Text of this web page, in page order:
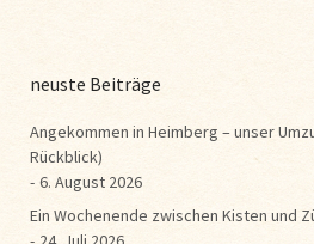
neuste Beiträge
Angekommen in Heimberg – unser
Rückblick)
6. August 2026
Ein Wochenende zwischen Kisten und